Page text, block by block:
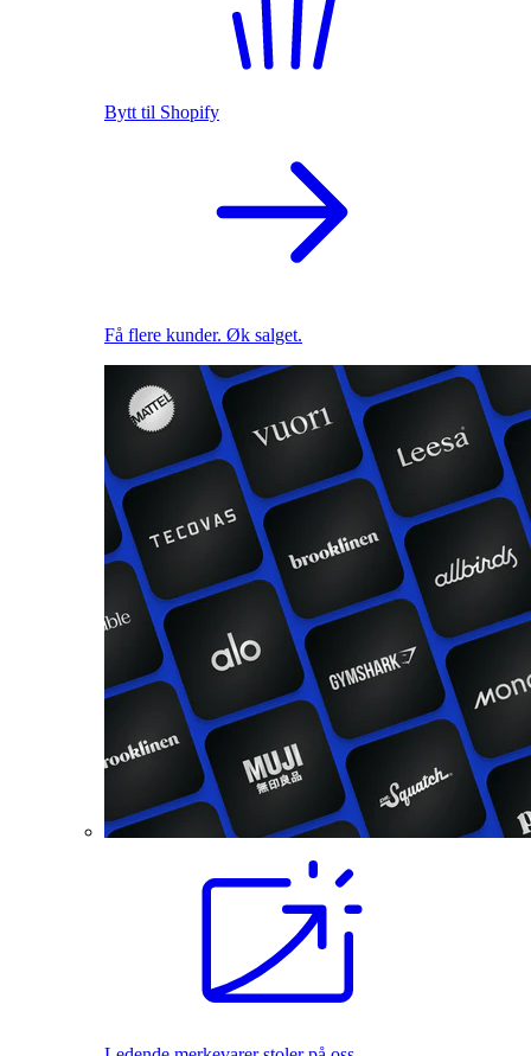
Bytt til Shopify
Få flere kunder. Øk salget.